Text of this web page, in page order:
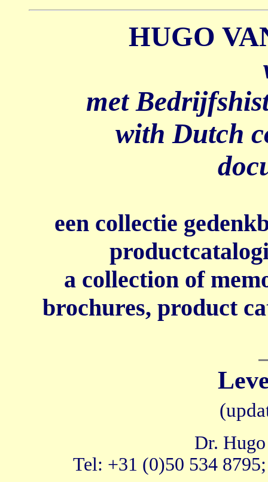
HUGO
met
with Dutch
een collectie
a collection of
brochures, product
Dr.
Tel: +31 (0)50 534